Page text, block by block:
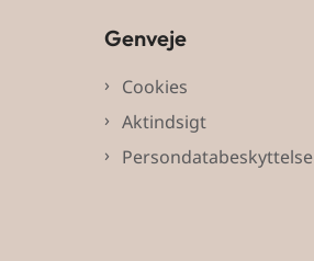
Genveje
Cookies
Aktindsigt
Persondatabeskyttelse